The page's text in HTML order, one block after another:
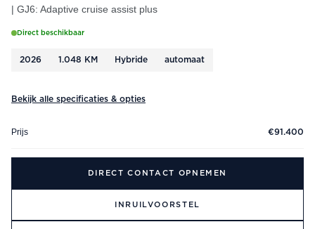
| GJ6: Adaptive cruise assist plus
Direct beschikbaar
2026 1.048 KM Hybride automaat
Bekijk alle specificaties & opties
Prijs €91.400
DIRECT CONTACT OPNEMEN
INRUILVOORSTEL